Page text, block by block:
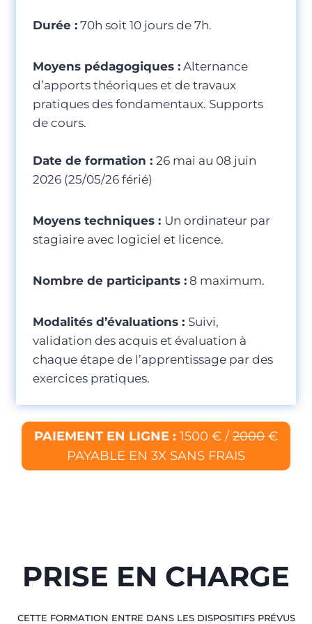
Durée : 70h soit 10 jours de 7h.
Moyens pédagogiques : Alternance
d’apports théoriques et de travaux
pratiques des fondamentaux. Supports
de cours.
Date de formation :26 mai au 08 juin
2026 (25/05/26 férié)
Moyens techniques : Un ordinateur par
stagiaire avec logiciel et licence.
Nombre de participants : 8 maximum.
Modalités d’évaluations : Suivi,
validation des acquis et évaluation à
chaque étape de l’apprentissage par des
exercices pratiques.
PAIEMENT EN LIGNE : 1500 € /2000 €
PAYABLE EN 3X SANS FRAIS
PRISE EN CHARGE
CETTE FORMATION ENTRE DANS LES DISPOSITIFS PRÉVUS